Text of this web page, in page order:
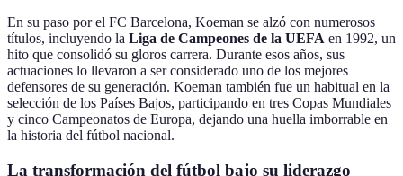
En su paso por el FC Barcelona, Koeman se alzó con numerosos
títulos, incluyendo la Liga de Campeones de la UEFA en 1992, un
hito que consolidó su gloros carrera. Durante esos años, sus
actuaciones lo llevaron a ser considerado uno de los mejores
defensores de su generación. Koeman también fue un habitual en la
selección de los Países Bajos, participando en tres Copas Mundiales
y cinco Campeonatos de Europa, dejando una huella imborrable en
la historia del fútbol nacional.
La transformación del fútbol bajo su liderazgo